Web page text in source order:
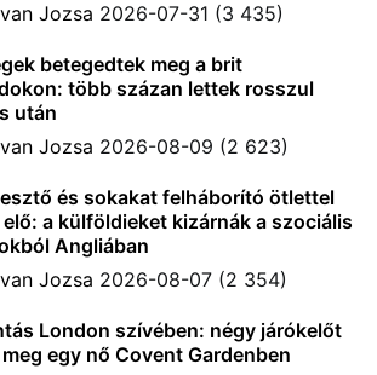
Jozsa 2026-07-31 (3 435)
betegedtek meg a brit
több százan lettek rosszul
után
Jozsa 2026-08-09 (2 623)
és sokakat felháborító ötlettel
a külföldieket kizárnák a szociális
Angliában
Jozsa 2026-08-07 (2 354)
London szívében: négy járókelőt
egy nő Covent Gardenben